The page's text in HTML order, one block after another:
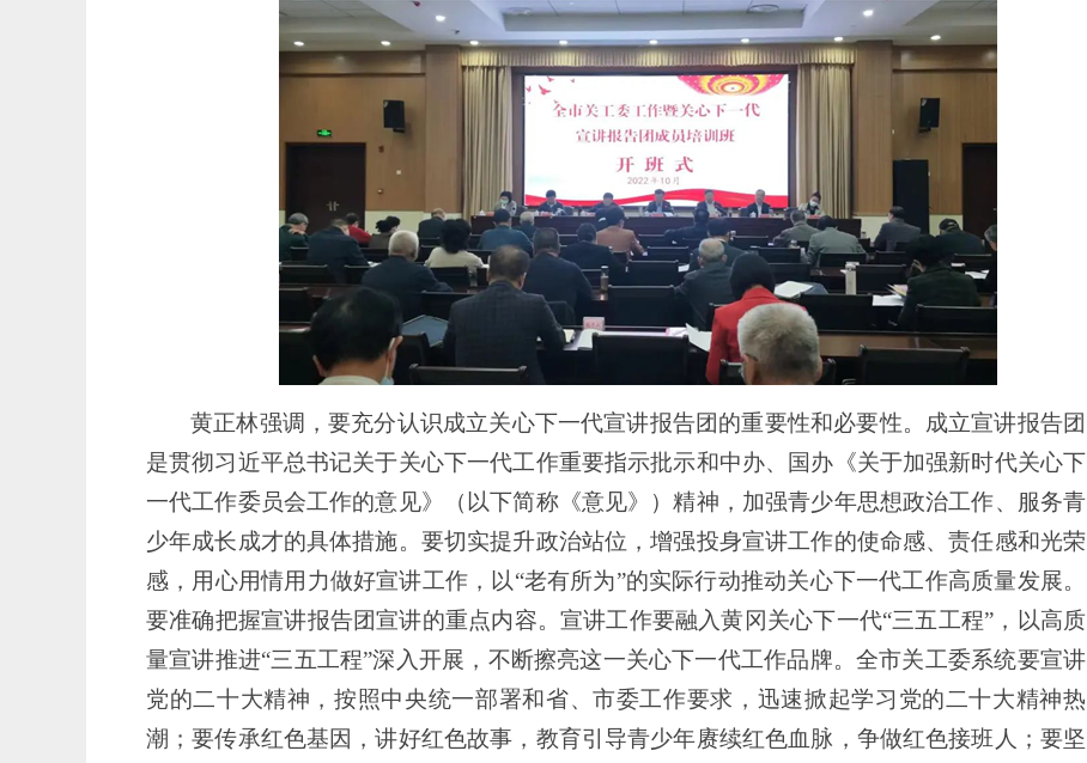
黄正林强调，要充分认识成立关心下一代宣讲报告团的重要性和必要性。成立宣讲报告团
是贯彻习近平总书记关于关心下一代工作重要指示批示和中办、国办《关于加强新时代关心下
一代工作委员会工作的意见》（以下简称《意见》）精神，加强青少年思想政治工作、服务青
少年成长成才的具体措施。要切实提升政治站位，增强投身宣讲工作的使命感、责任感和光荣
感，用心用情用力做好宣讲工作，以“老有所为”的实际行动推动关心下一代工作高质量发展。
要准确把握宣讲报告团宣讲的重点内容。宣讲工作要融入黄冈关心下一代“三五工程”，以高质
量宣讲推进“三五工程”深入开展，不断擦亮这一关心下一代工作品牌。全市关工委系统要宣讲
党的二十大精神，按照中央统一部署和省、市委工作要求，迅速掀起学习党的二十大精神热
潮；要传承红色基因，讲好红色故事，教育引导青少年赓续红色血脉，争做红色接班人；要坚